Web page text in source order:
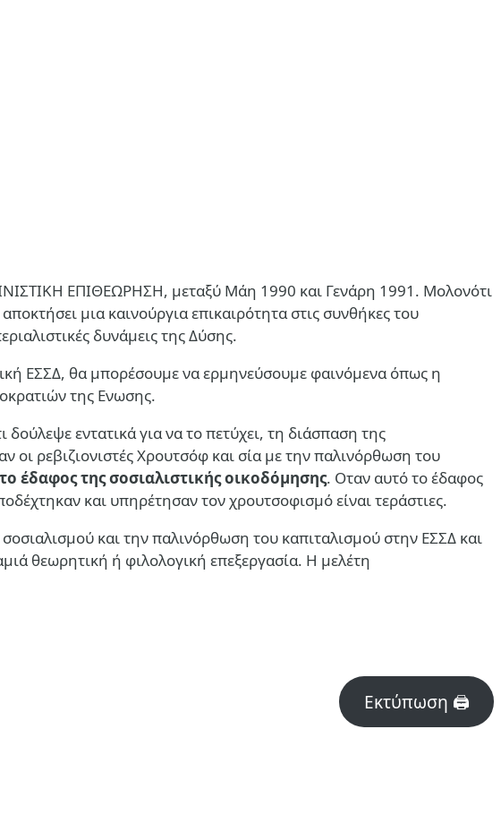
ΕΠΙΘΕΩΡΗΣΗ, μεταξύ Μάη 1990 και Γενάρη 1991. Μολονότι
μια καινούργια επικαιρότητα στις συνθήκες του
δυνάμεις της Δύσης.
ΕΣΣΔ, θα μπορέσουμε να ερμηνεύσουμε φαινόμενα όπως η
της Ενωσης.
εντατικά για να το πετύχει, τη διάσπαση της
ρεβιζιονιστές Χρουτσόφ και σία με την παλινόρθωση του
έδαφος της σοσιαλιστικής οικοδόμησης. Οταν αυτό το έδαφος
και υπηρέτησαν τον χρουτσοφισμό είναι τεράστιες.
και την παλινόρθωση του καπιταλισμού στην ΕΣΣΔ και
θεωρητική ή φιλολογική επεξεργασία. Η μελέτη
Εκτύπωση 🖨